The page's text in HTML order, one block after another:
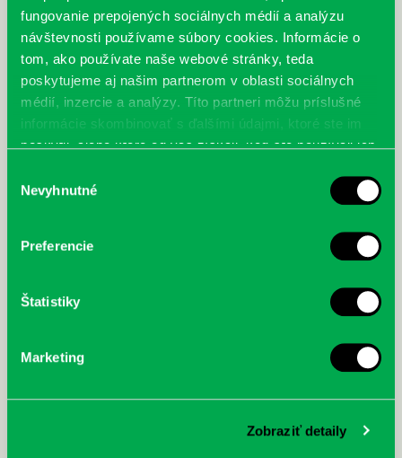
fungovanie prepojených sociálnych médií a analýzu
návštevnosti používame súbory cookies. Informácie o
tom, ako používate naše webové stránky, teda
poskytujeme aj našim partnerom v oblasti sociálnych
médií, inzercie a analýzy. Títo partneri môžu príslušné
informácie skombinovať s ďalšími údajmi, ktoré ste im
poskytli, alebo ktoré od vás získali, keď ste používali ich
súhlasu
Nevyhnutné
Preferencie
Štatistiky
Marketing
Zobraziť detaily
pamätá : mozog, myseľ a telo pri
liečení traumy
odkryté dejiny : venované Kubovi